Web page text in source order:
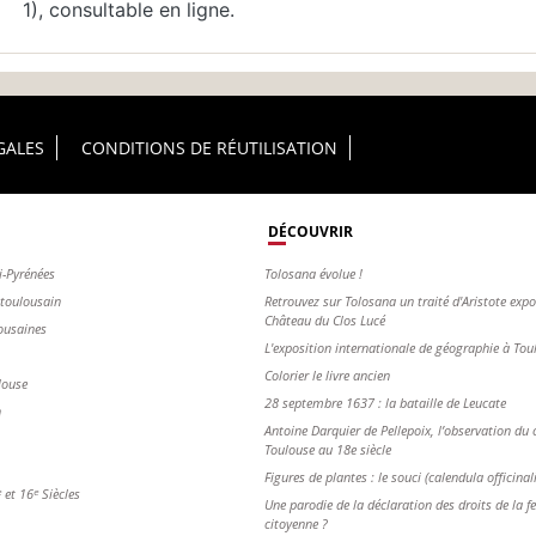
1), consultable en ligne.
CONDITIONS DE RÉUTILISATION
16ᵉ Siècles
DÉCOUVRIR
Tolosana évolue !
Retrouvez sur Tolosana un traité d'Aristote
Château du Clos Lucé
L'exposition internationale de géographie à
Colorier le livre ancien
28 septembre 1637 : la bataille de Leucate
Antoine Darquier de Pellepoix, l’observation du
Toulouse au 18e siècle
Figures de plantes : le souci (calendula
Une parodie de la déclaration des droits de la
citoyenne ?